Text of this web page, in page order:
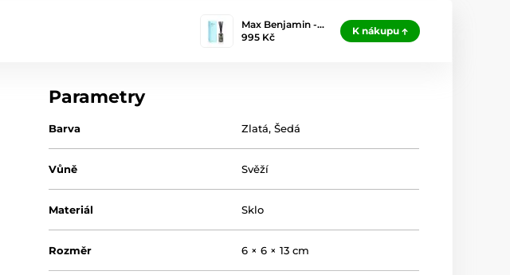
Max Benjamin -…
995 Kč
K nákupu
Parametry
Barva Zlatá,Šedá
Vůně Svěží
Materiál Sklo
Rozměr 6 × 6 × 13 cm